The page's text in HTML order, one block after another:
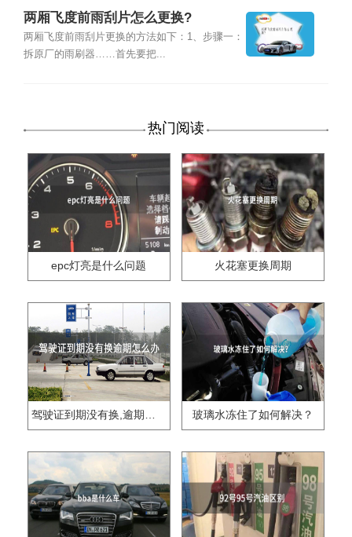
两厢飞度前雨刮片怎么更换?
两厢飞度前雨刮片更换的方法如下：1、步骤一：
拆原厂的雨刷器……首先要把...
热门阅读
epc灯亮是什么问题 火花塞更换周期
驾驶证到期没有换,逾期怎么办?? 玻璃水冻住了如何解决？